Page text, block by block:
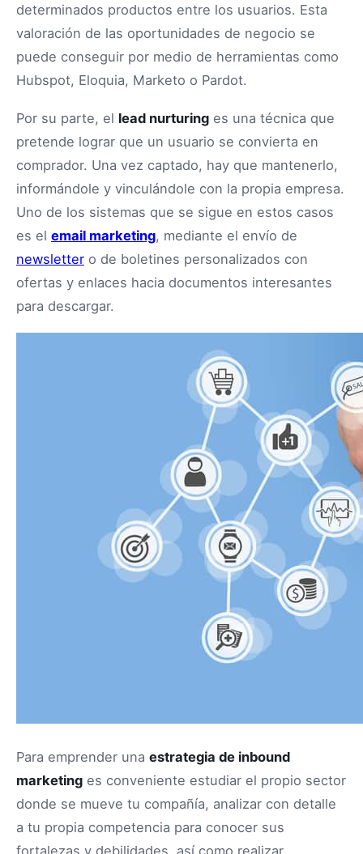
determinados productos entre los usuarios. Esta
valoración de las oportunidades de negocio se
puede conseguir por medio de herramientas como
Hubspot, Eloquia, Marketo o Pardot.
Por su parte, el lead nurturing es una técnica que
pretende lograr que un usuario se convierta en
comprador. Una vez captado, hay que mantenerlo,
informándole y vinculándole con la propia empresa.
Uno de los sistemas que se sigue en estos casos
es el email marketing, mediante el envío de
newsletter o de boletines personalizados con
ofertas y enlaces hacia documentos interesantes
para descargar.
Para emprender una estrategia de inbound
marketing es conveniente estudiar el propio sector
donde se mueve tu compañía, analizar con detalle
a tu propia competencia para conocer sus
fortalezas y debilidades, así como realizar